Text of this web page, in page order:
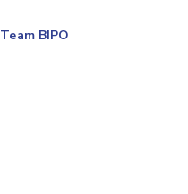
Team BIPO